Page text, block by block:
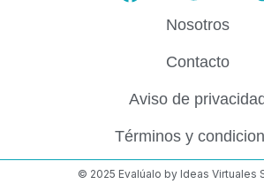
Nosotros
Contacto
Aviso de
Términos y
© 2025 Evalúalo by Ideas Virtuales